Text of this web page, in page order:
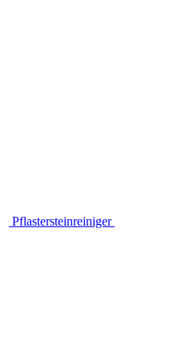
Pflastersteinreiniger